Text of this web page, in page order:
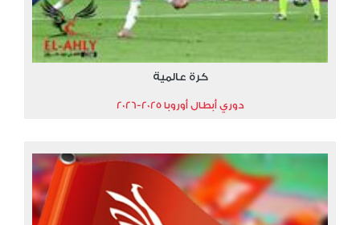
كرة عالمية
دوري أبطال أوروبا 2025-2026